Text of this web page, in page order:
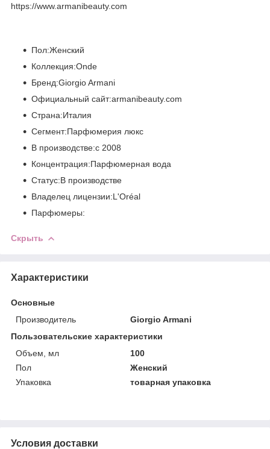
https://www.armanibeauty.com
Пол:Женский
Коллекция:Onde
Бренд:Giorgio Armani
Официальный сайт:armanibeauty.com
Страна:Италия
Сегмент:Парфюмерия люкс
В производстве:с 2008
Концентрация:Парфюмерная вода
Статус:В производстве
Владелец лицензии:L'Oréal
Парфюмеры:
Скрыть
Характеристики
Основные
Производитель
Giorgio Armani
Пользовательские характеристики
Объем, мл
100
Пол
Женский
Упаковка
товарная упаковка
Условия доставки